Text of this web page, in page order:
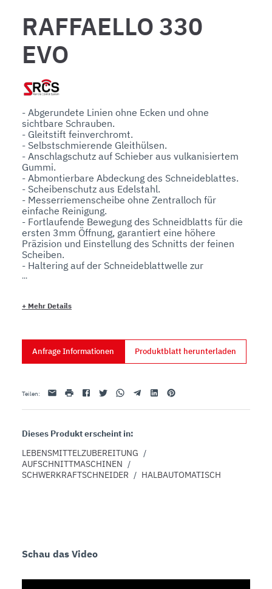
RAFFAELLO 330
EVO
- Abgerundete Linien ohne Ecken und ohne
sichtbare Schrauben.
- Gleitstift feinverchromt.
- Selbstschmierende Gleithülsen.
- Anschlagschutz auf Schieber aus vulkanisiertem
Gummi.
- Abmontierbare Abdeckung des Schneideblattes.
- Scheibenschutz aus Edelstahl.
- Messerriemenscheibe ohne Zentralloch für
einfache Reinigung.
- Fortlaufende Bewegung des Schneidblatts für die
ersten 3mm Öffnung, garantiert eine höhere
Präzision und Einstellung des Schnitts der feinen
Scheiben.
- Haltering auf der Schneideblattwelle zur
Verhinderung, dass Flüssigkeiten ins Innere der
Alle Kleinteile aus Edelstahl
- Umschaltbare elektronische Karte 110-220V
Einphasenstrom oder 220-380V Drehstrom.
- Schleifapparat mit unterem Schutzbehälter
- Handgriffe Plastik.
- Gummifüßchen.
+ Mehr Details
Anfrage Informationen Produktblatt herunterladen
Teilen: Email druckenFacebookTwitterWhatsappTelegramLinkedinPinterest
Dieses Produkt erscheint in:
LEBENSMITTELZUBEREITUNG /
AUFSCHNITTMASCHINEN /
SCHWERKRAFTSCHNEIDER / HALBAUTOMATISCH
Schau das Video